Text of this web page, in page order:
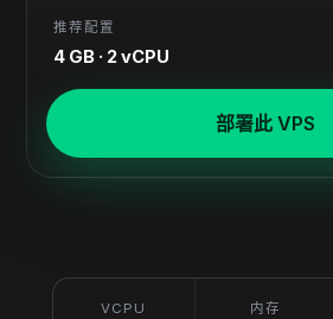
推荐配置
4 GB · 2 vCPU
部署此 VPS
VCPU 内存